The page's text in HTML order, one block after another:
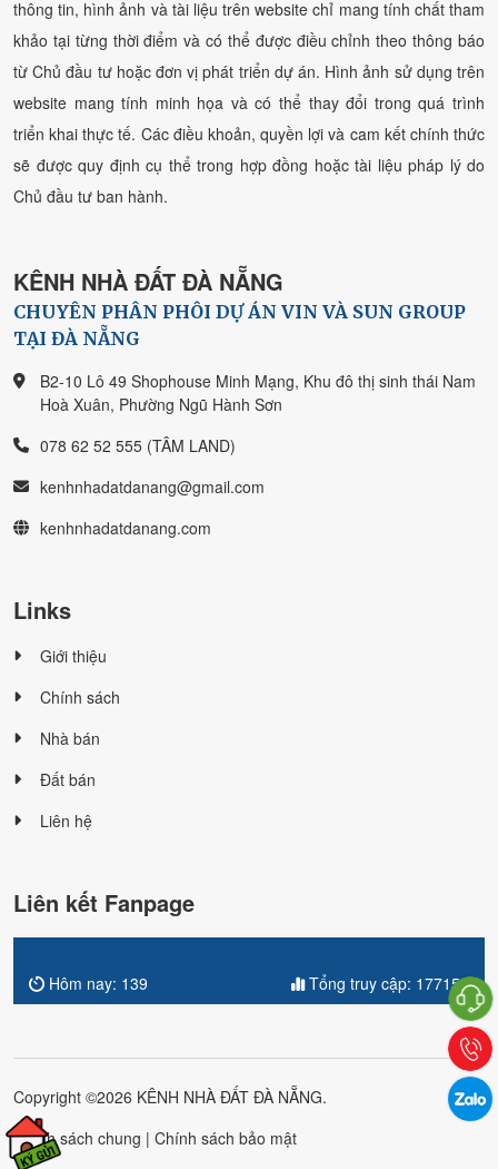
thông tin, hình ảnh và tài liệu trên website chỉ mang tính chất tham
khảo tại từng thời điểm và có thể được điều chỉnh theo thông báo
từ Chủ đầu tư hoặc đơn vị phát triển dự án. Hình ảnh sử dụng trên
website mang tính minh họa và có thể thay đổi trong quá trình
triển khai thực tế. Các điều khoản, quyền lợi và cam kết chính thức
sẽ được quy định cụ thể trong hợp đồng hoặc tài liệu pháp lý do
Chủ đầu tư ban hành.
KÊNH NHÀ ĐẤT ĐÀ NẴNG
CHUYÊN PHÂN PHÔI DỰ ÁN VIN VÀ SUN GROUP
TẠI ĐÀ NẴNG
B2-10 Lô 49 Shophouse Minh Mạng, Khu đô thị sinh thái Nam
Hoà Xuân, Phường Ngũ Hành Sơn
078 62 52 555 (TÂM LAND)
kenhnhadatdanang@gmail.com
kenhnhadatdanang.com
Links
Giới thiệu
Chính sách
Nhà bán
Đất bán
Liên hệ
Liên kết Fanpage
Hôm nay: 139 Tổng truy cập: 177154
Copyright ©2026 KÊNH NHÀ ĐẤT ĐÀ NẴNG.
Chính sách chung | Chính sách bảo mật